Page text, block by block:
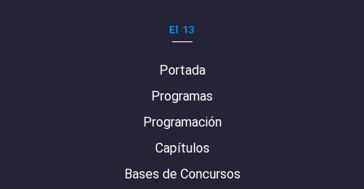
El 13
Portada
Programas
Programación
Capítulos
Bases de Concursos